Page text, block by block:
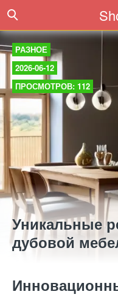
РАЗНОЕ
2026-06-12
ПРОСМОТРОВ: 112
Уникальные
дубовой